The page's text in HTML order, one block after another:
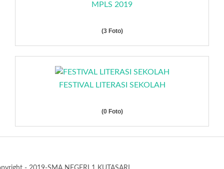
MPLS 2019
(3 Foto)
FESTIVAL LITERASI SEKOLAH
(0 Foto)